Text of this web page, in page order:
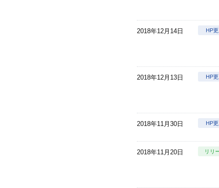
2018年12月14日 HP
2018年12月13日 HP
2018年11月30日 HP
2018年11月20日 リリ